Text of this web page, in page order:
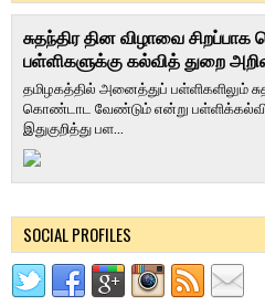
சுதந்திர தின விழாவை
பள்ளிகளுக்கு கல்வித் துறை
தமிழகத்தில் அனைத்துப் பள்ளிகளிலும்
கொண்டாட வேண்டும் என்று பள்ளிக்கல்வித்
இதுகுறித்து பள...
SOCIAL PROFILES